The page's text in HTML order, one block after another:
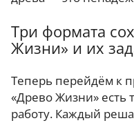
Три формата
Жизни» и их
Теперь перейдём к
«Древо Жизни» есть
работу. Каждый